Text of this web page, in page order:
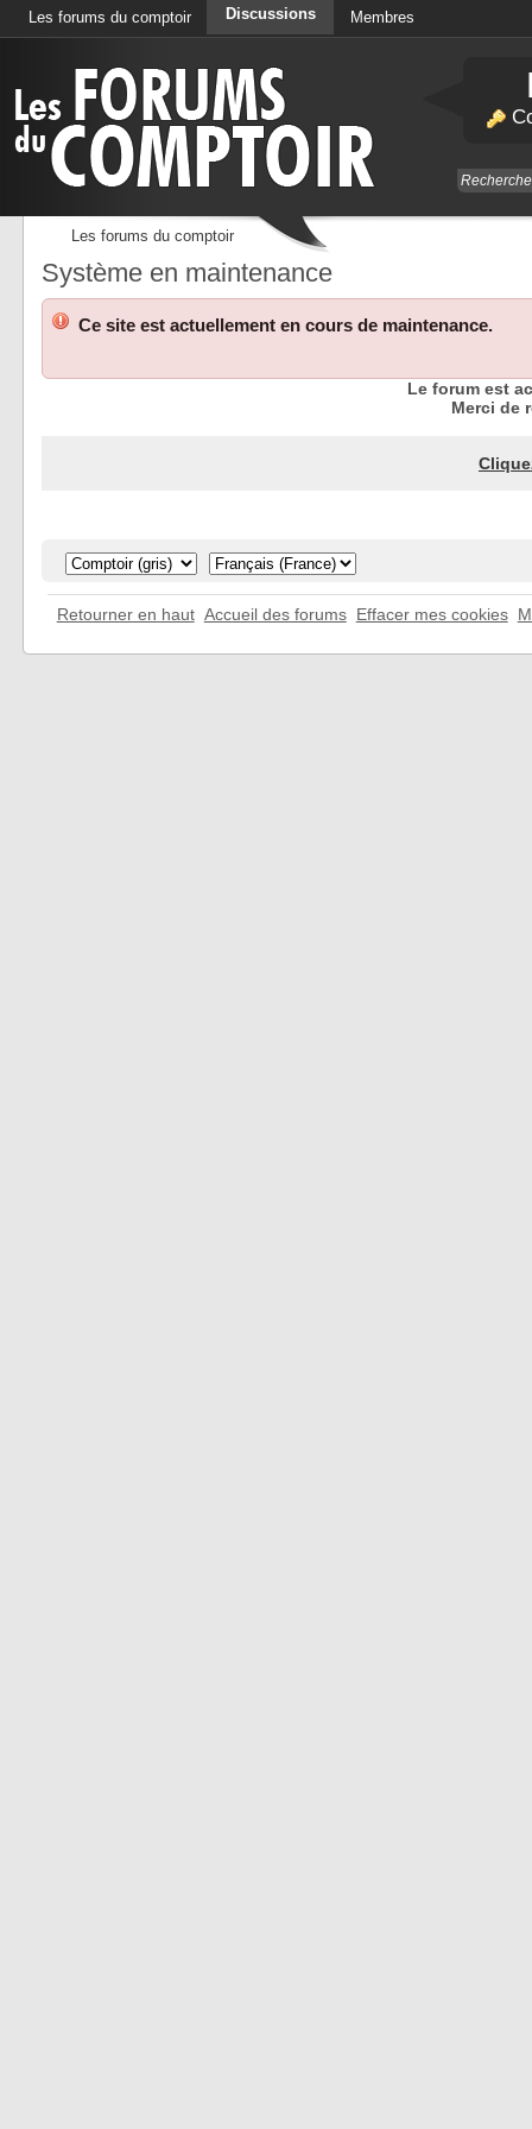
Les forums du comptoir Discussions Membres
Les forums du comptoir
Système en maintenance
Ce site est actuellement en cours de maintenance.
Le forum est
Merci de
Retourner en haut Accueil des forums Effacer mes cookies